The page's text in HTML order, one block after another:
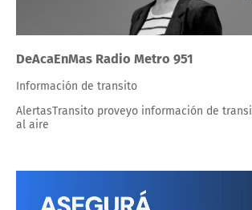
DeAcaEnMas Radio Metro 951
Información de transito
AlertasTransito proveyo información de
al aire